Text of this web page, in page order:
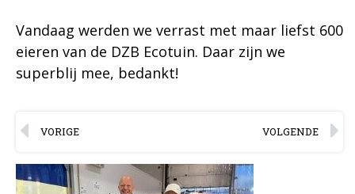
Vandaag werden we verrast met maar liefst 600
eieren van de DZB Ecotuin. Daar zijn we
superblij mee, bedankt!
VORIGE VOLGENDE